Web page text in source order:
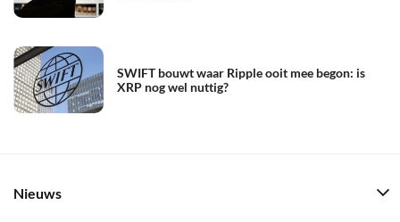
SWIFT bouwt waar Ripple ooit mee begon: is
XRP nog wel nuttig?
Nieuws